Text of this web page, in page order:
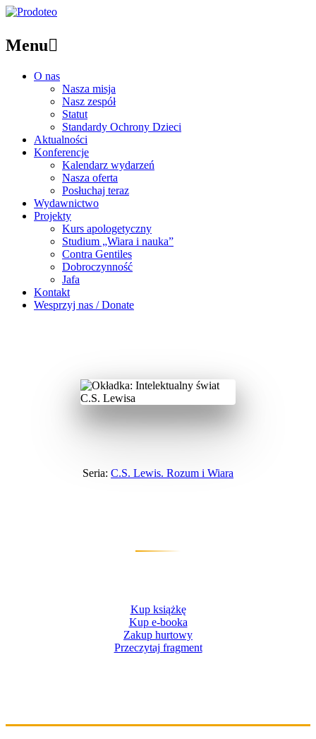
Menu
O nas
Nasza misja
Nasz zespół
Statut
Standardy Ochrony Dzieci
Aktualności
Konferencje
Kalendarz wydarzeń
Nasza oferta
Posłuchaj teraz
Wydawnictwo
Projekty
Kurs apologetyczny
Studium „Wiara i nauka”
Contra Gentiles
Dobroczynność
Jafa
Kontakt
Wesprzyj nas / Donate
Seria: C.S. Lewis. Rozum i Wiara
Kup książkę
Kup e-booka
Zakup hurtowy
Przeczytaj fragment